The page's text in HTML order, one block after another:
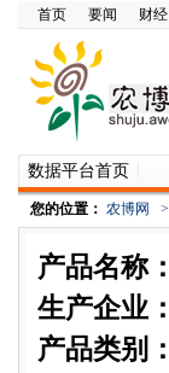
首页 要闻 财经
数据平台首页
您的位置： 农博网 >
产品名称：
生产企业：
产品类别：